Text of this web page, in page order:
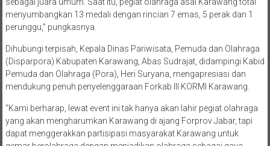
sebagai juara umum. Saat itu, pegiat olahraga asal Karawang total
menyumbangkan 13 medali dengan rincian 7 emas, 5 perak dan 1
perunggu,” pungkasnya.
Dihubungi terpisah, Kepala Dinas Pariwisata, Pemuda dan Olahraga
(Disparpora) Kabupaten Karawang, Abas Sudrajat, didampingi Kabid
Pemuda dan Olahraga (Pora), Heri Suryana, mengapresiasi dan
mendukung penuh penyelenggaraan Forkab III KORMI Karawang.
“Kami berharap, lewat event ini tak hanya akan lahir pegiat olahraga
yang akan mengharumkan Karawang di ajang Forprov Jabar, tapi
dapat menggerakkan partisipasi masyarakat Karawang untuk